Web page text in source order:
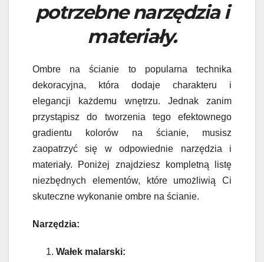
potrzebne narzędzia i
materiały.
Ombre na ścianie to popularna technika
dekoracyjna, która dodaje charakteru i
elegancji każdemu wnętrzu. Jednak zanim
przystąpisz do tworzenia tego efektownego
gradientu kolorów na ścianie, musisz
zaopatrzyć się w odpowiednie narzędzia i
materiały. Poniżej znajdziesz kompletną listę
niezbędnych elementów, które umożliwią Ci
skuteczne wykonanie ombre na ścianie.
Narzędzia:
Wałek malarski: